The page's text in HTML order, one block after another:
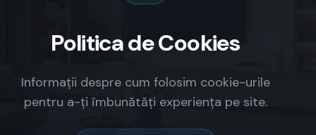
Politica de Cookies
Informații despre cum folosim cookie-urile
pentru a-ți îmbunătăți experiența pe site.